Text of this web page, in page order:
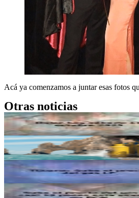
Acá ya comenzamos a juntar esas fotos
Otras noticias